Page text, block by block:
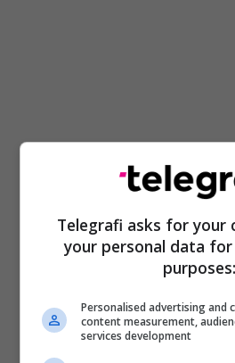
Telegrafi asks for your
your personal data
purposes:
Personalised advertising and
content measurement,
services development